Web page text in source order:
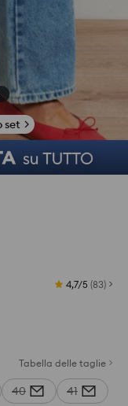
set
4,7/5 (83)
Tabella delle taglie
40 41